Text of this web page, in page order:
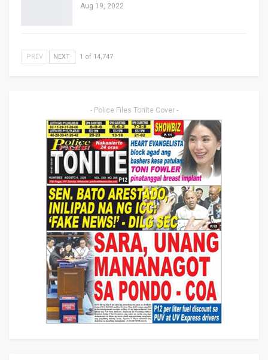
Aug 19, 2022
PREV NEXT 1 of 14,747
- Police Files Tonite Cover -